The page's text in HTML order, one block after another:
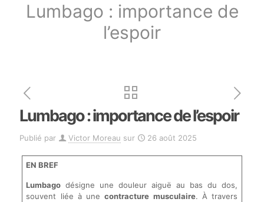
Lumbago : importance de
l’espoir
Lumbago : importance de l’espoir
Publié par Victor Moreau sur 26 août 2025
EN BREF
Lumbago désigne une douleur aiguë au bas du dos,
souvent liée à unecontracture musculaire. À travers